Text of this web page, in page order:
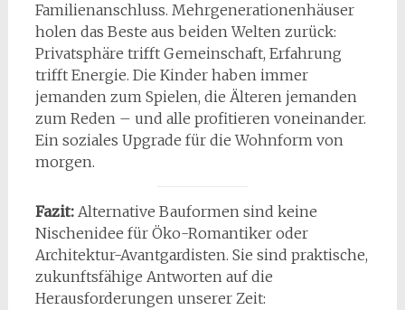
Familienanschluss. Mehrgenerationenhäuser
holen das Beste aus beiden Welten zurück:
Privatsphäre trifft Gemeinschaft, Erfahrung
trifft Energie. Die Kinder haben immer
jemanden zum Spielen, die Älteren jemanden
zum Reden – und alle profitieren voneinander.
Ein soziales Upgrade für die Wohnform von
morgen.
Fazit:Alternative Bauformen sind keine
Nischenidee für Öko-Romantiker oder
Architektur-Avantgardisten. Sie sind praktische,
zukunftsfähige Antworten auf die
Herausforderungen unserer Zeit: